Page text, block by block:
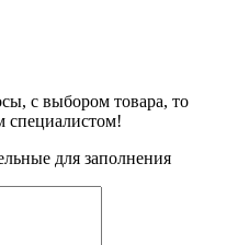
с выбором товара, то
специалистом!
для заполнения